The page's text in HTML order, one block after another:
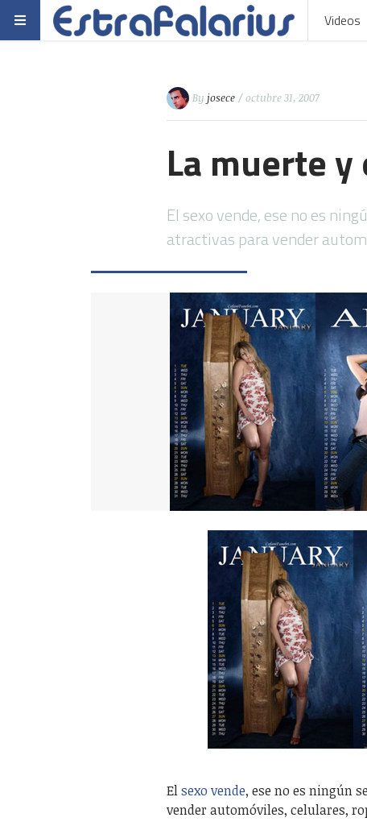
Videos
By josece / octubre 31, 2007
La muerte
El sexo vende, ese no es
atractivas para vender
Elsexo vende, ese no es ningún
vender automóviles, celulares,